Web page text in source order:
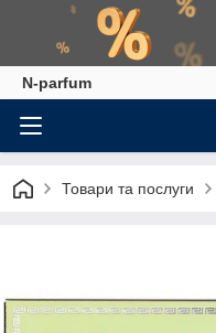
N-parfum
Товари та послуги